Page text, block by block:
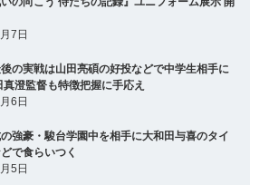
7日
の実戦は山田亮碩の好投などで中学生相手に
真澄監督も特徴把握に手応え
6日
強豪・駿台学園中を相手に大和田与喜のタイ
で食らいつく
5日